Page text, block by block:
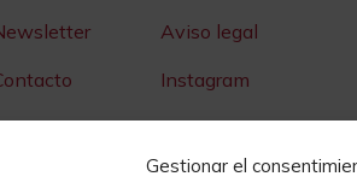
Gestionar el
Aviso legal
Instagram
Youtube
Cookies